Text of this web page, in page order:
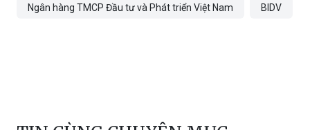
Ngân hàng TMCP Đầu tư và Phát triển Việt Nam BIDV